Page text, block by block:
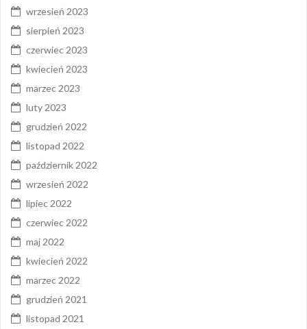
wrzesień 2023
sierpień 2023
czerwiec 2023
kwiecień 2023
marzec 2023
luty 2023
grudzień 2022
listopad 2022
październik 2022
wrzesień 2022
lipiec 2022
czerwiec 2022
maj 2022
kwiecień 2022
marzec 2022
grudzień 2021
listopad 2021